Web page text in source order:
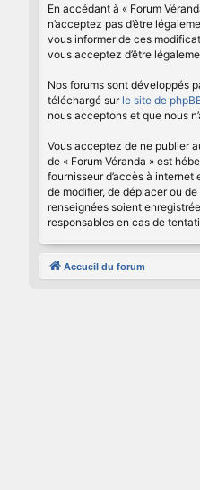
En accédant à « Forum
n’acceptez pas d’être
vous informer de ces
vous acceptez d’être
Nos forums sont développés
téléchargé sur le site de
nous acceptons et que nous
Vous acceptez de ne publier
de « Forum Véranda » est
fournisseur d’accès à internet
de modifier, de déplacer ou
renseignées soient
responsables en cas de
Accueil du forum